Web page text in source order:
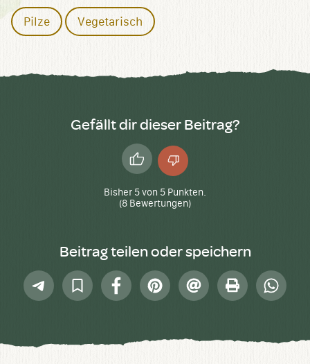
Pilze Vegetarisch
Gefällt dir dieser Beitrag?
Daumen
hoch
Daumen
runter
Bisher 5von 5 Punkten.
(8 Bewertungen)
Beitrag teilen oder speichern
Telegram
In
Sammlung
FacebookPinterest
E-
Mail
Drucken